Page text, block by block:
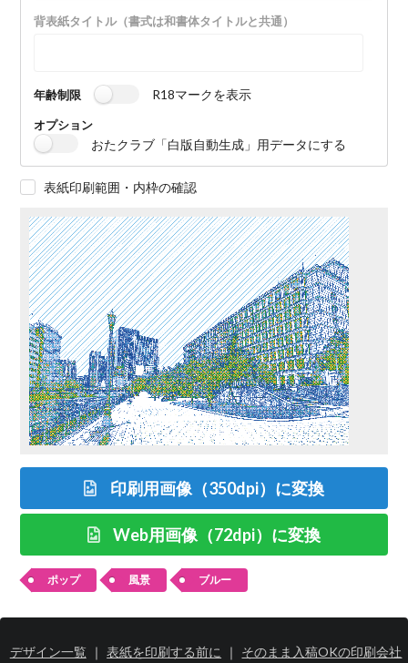
背表紙タイトル（書式は和書体タイトルと共通）
年齢制限 R18マークを表示
オプション
おたクラブ「白版自動生成」用データにする
表紙印刷範囲・内枠の確認
印刷用画像（350dpi）に変換
Web用画像（72dpi）に変換
ポップ 風景 ブルー
デザイン一覧 ｜ 表紙を印刷する前に ｜
そのまま入稿OKの印刷会社